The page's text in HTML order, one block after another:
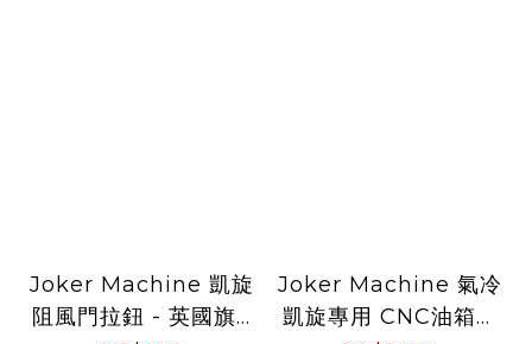
Joker Machine 凱旋
阻風門拉鈕 - 英國旗 -
Joker Machine 氣冷
凱旋專用 CNC油箱蓋